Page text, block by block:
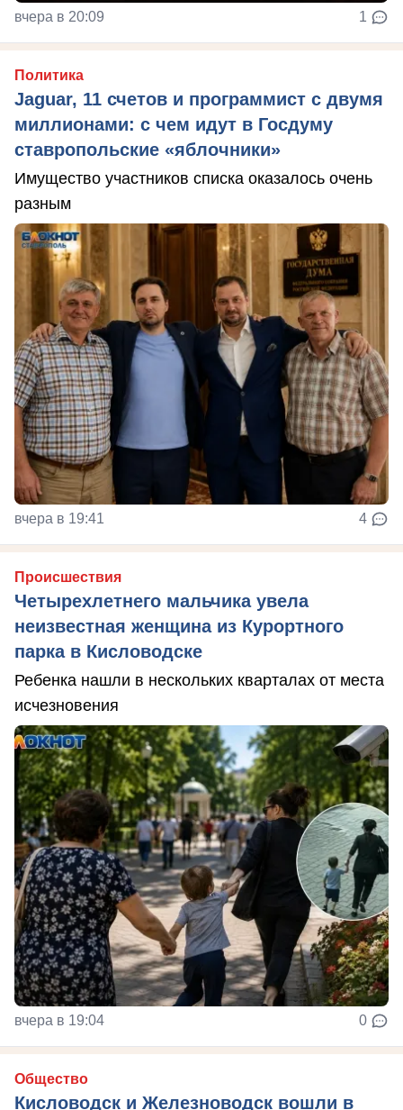
вчера в 20:09 1
Политика
Jaguar, 11 счетов и программист с двумя
миллионами: с чем идут в Госдуму
ставропольские «яблочники»
Имущество участников списка оказалось очень
разным
вчера в 19:41 4
Происшествия
Четырехлетнего мальчика увела
неизвестная женщина из Курортного
парка в Кисловодске
Ребенка нашли в нескольких кварталах от места
исчезновения
вчера в 19:04 0
Общество
Кисловодск и Железноводск вошли в